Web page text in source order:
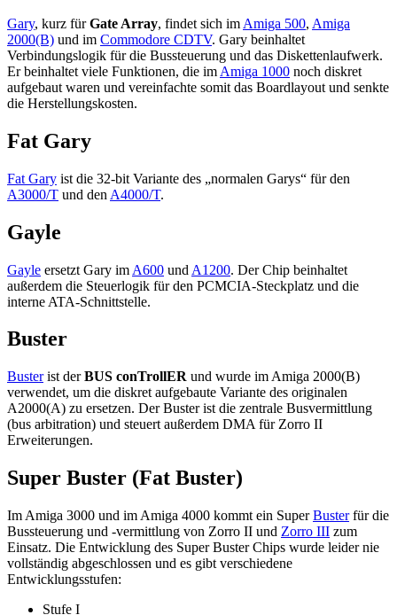
Gary, kurz fürGate Array, findet sich im Amiga 500, Amiga
2000(B) und im Commodore CDTV. Gary beinhaltet
Verbindungslogik für die Bussteuerung und das Diskettenlaufwerk.
Er beinhaltet viele Funktionen, die im Amiga 1000 noch diskret
aufgebaut waren und vereinfachte somit das Boardlayout und senkte
die Herstellungskosten.
Fat Gary
Fat Gary ist die 32-bit Variante des „normalen Garys“ für den
A3000/T und den A4000/T.
Gayle
Gayle ersetzt Gary im A600 und A1200. Der Chip beinhaltet
außerdem die Steuerlogik für den PCMCIA-Steckplatz und die
interne ATA-Schnittstelle.
Buster
Busterist derBUS conTrollER und wurde im Amiga 2000(B)
verwendet, um die diskret aufgebaute Variante des originalen
A2000(A) zu ersetzen. Der Buster ist die zentrale Busvermittlung
(bus arbitration) und steuert außerdem DMA für Zorro II
Erweiterungen.
Super Buster (Fat Buster)
Im Amiga 3000 und im Amiga 4000 kommt ein SuperBusterfür die
Bussteuerung und -vermittlung von Zorro II und Zorro III zum
Einsatz. Die Entwicklung des Super Buster Chips wurde leider nie
vollständig abgeschlossen und es gibt verschiedene
Entwicklungsstufen:
Stufe I